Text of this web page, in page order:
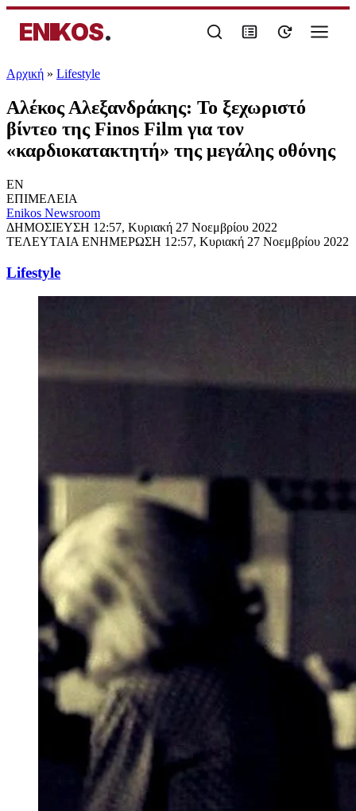
ENIKOS.
Αρχική » Lifestyle
Αλέκος Αλεξανδράκης: Το ξεχωριστό
βίντεο της Finos Film για τον
«καρδιοκατακτητή» της μεγάλης οθόνης
EN
ΕΠΙΜΕΛΕΙΑ
Enikos Newsroom
ΔΗΜΟΣΙΕΥΣΗ 12:57, Κυριακή 27 Νοεμβρίου 2022
ΤΕΛΕΥΤΑΙΑ ΕΝΗΜΕΡΩΣΗ 12:57, Κυριακή 27 Νοεμβρίου 2022
Lifestyle